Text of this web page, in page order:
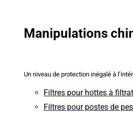
Manipulations
Un niveau de protection inégalé à
Filtres pour hottes à
Filtres pour postes de